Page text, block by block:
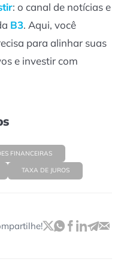
: o canal de notícias e
B3. Aqui, você
para alinhar suas
e investir com
FINANCEIRAS
TAXA DE JUROS